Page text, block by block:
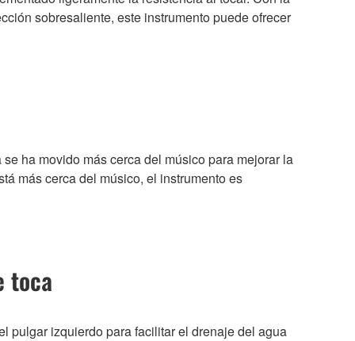
sobresaliente, este instrumento puede ofrecer
ha movido más cerca del músico para mejorar la
más cerca del músico, el instrumento es
toca
pulgar izquierdo para facilitar el drenaje del agua